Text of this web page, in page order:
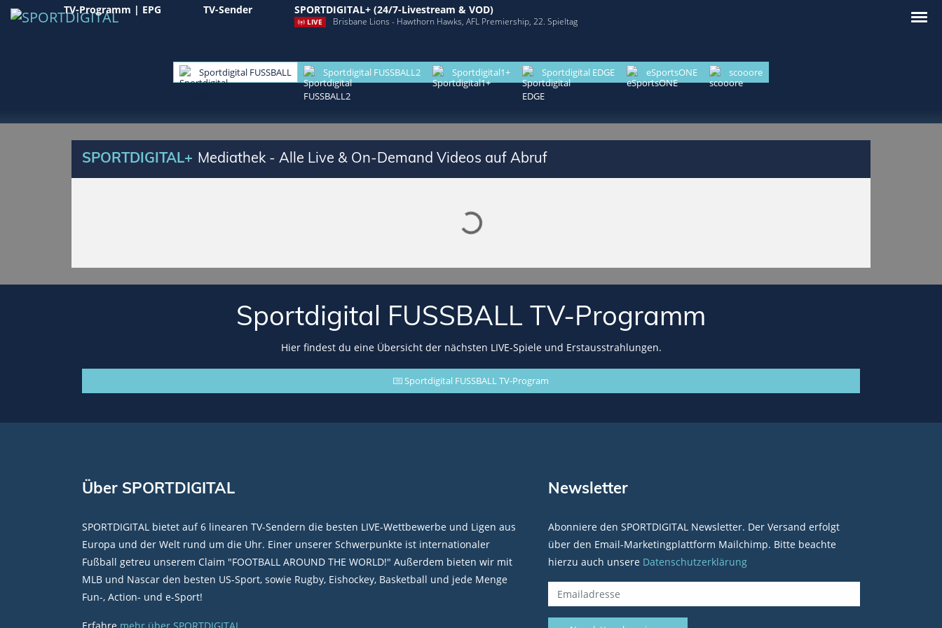
TV-Programm | EPG TV-Sender SPORTDIGITAL+ (24/7-Livestream & VOD)
LIVE Brisbane Lions - Hawthorn Hawks, AFL Premiership, 22. Spieltag
Sportdigital FUSSBALL Sportdigital FUSSBALL2 Sportdigital1+ Sportdigital EDGE eSportsONE scooore
SPORTDIGITAL+ Mediathek - Alle Live & On-Demand Videos auf Abruf
Lade SPORTDIGITAL+ Mediathek
Sportdigital FUSSBALL TV-Programm
Hier findest du eine Übersicht der nächsten LIVE-Spiele und Erstausstrahlungen.
Sportdigital FUSSBALL TV-Program
Über SPORTDIGITAL
SPORTDIGITAL bietet auf 6 linearen TV-Sendern die besten LIVE-Wettbewerbe und Ligen aus
Europa und der Welt rund um die Uhr. Einer unserer Schwerpunkte ist internationaler
Fußball getreu unserem Claim "FOOTBALL AROUND THE WORLD!" Außerdem bieten wir mit
MLB und Nascar den besten US-Sport, sowie Rugby, Eishockey, Basketball und jede Menge
Fun-, Action- und e-Sport!
Newsletter
Abonniere den SPORTDIGITAL Newsletter. Der Versand erfolgt
über den Email-Marketingplattform Mailchimp. Bitte beachte
hierzu auch unsere Datenschutzerklärung